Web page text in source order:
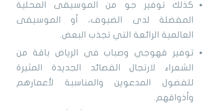
كذلك توفير جو من الموسيقى المحلية
المفضلة لدى الضيوف، أو الموسيقى
العالمية الرائعة التي تجذب البعض.
توفير قهوجي وصباب في الرياض باقة من
الشعراء لارتجال القصائد الجديدة المثيرة
للفضول المدعوين والمناسبة لأعمارهم
وأذواقهم.